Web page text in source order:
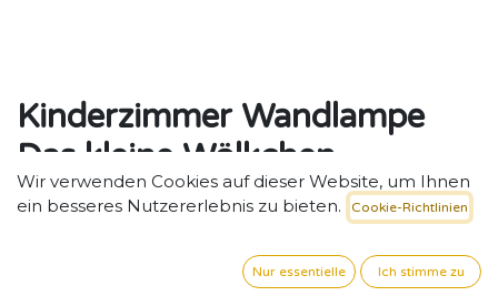
Kinderzimmer Wandlampe
Das kleine Wölkchen
Sanftes Licht für Ruhe- und Rückzugsräume:
exkl. MwSt. zzgl. Versand
Wir verwenden Cookies auf dieser Website, um Ihnen
ein besseres Nutzererlebnis zu bieten.
Cookie-Richtlinien
Nur essentielle Ich stimme zu